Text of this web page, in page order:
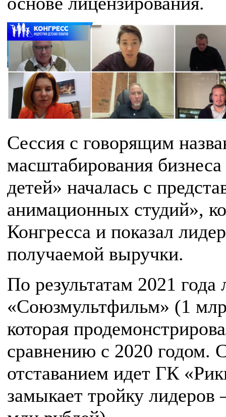
Сессия с говорящим
масштабирования
детей» началась с
анимационных студий»,
Конгресса и показал
получаемой выручки.
По результатам 2021
«Союзмультфильм» (1
которая
сравнению с 2020 годом.
отставанием идет ГК
замыкает тройку